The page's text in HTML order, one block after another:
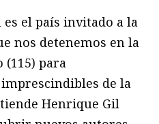
el país invitado a la
nos detenemos en la
(115) para
de la
Henrique Gil